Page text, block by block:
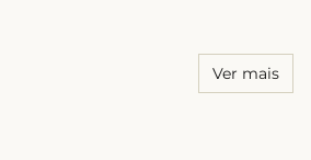
Ver mais